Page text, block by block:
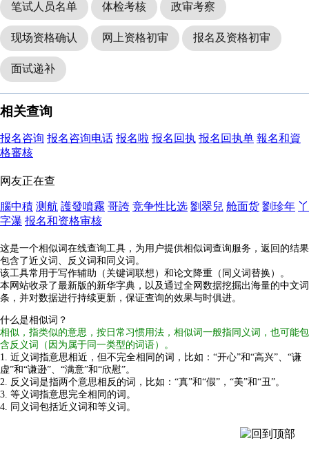
笔试人员名单 体检考核 政审考察
现场资格确认 网上资格初审 报名及资格初审
面试递补
相关查询
报名咨询 报名咨询电话 报名啦 报名回执 报名回执单 報名和資
格審核
网友正在查
腦中積 测航 護發噴霧 哥誇 竞争性比选 劉翠兒 舱面货 劉珍年 丫
字瀑 报名和资格审核
这是一个相似词在线查询工具，为用户提供相似词查询服务，返回的结果
包含了近义词、反义词和同义词。
该工具常用于写作辅助（关键词联想）和论文降重（同义词替换）。
本网站收录了最新版的新华字典，以及通过全网数据挖掘出海量的中文词
条，并对数据进行持续更新，保证查询的效果与时俱进。
什么是相似词？
相似，指类似的意思，按日常习惯用法，相似词一般指同义词，也可能包
含反义词（因为属于同一类型的词语）。
1. 近义词指意思相近，但不完全相同的词，比如：“开心”和“高兴”、“谦
虚”和“谦逊”、“满意”和“欣慰”。
2. 反义词是指两个意思相反的词，比如：“真”和“假”，“美”和“丑”。
3. 等义词指意思完全相同的词。
4. 同义词包括近义词和等义词。